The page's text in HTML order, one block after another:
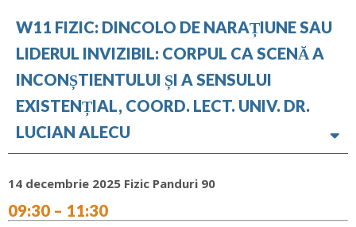
W11 FIZIC: DINCOLO DE NARAȚIUNE SAU
LIDERUL INVIZIBIL: CORPUL CA SCENĂ A
INCONȘTIENTULUI ȘI A SENSULUI
EXISTENȚIAL, COORD. LECT. UNIV. DR.
LUCIAN ALECU
14 decembrie 2025 Fizic Panduri 90
09:30 – 11:30